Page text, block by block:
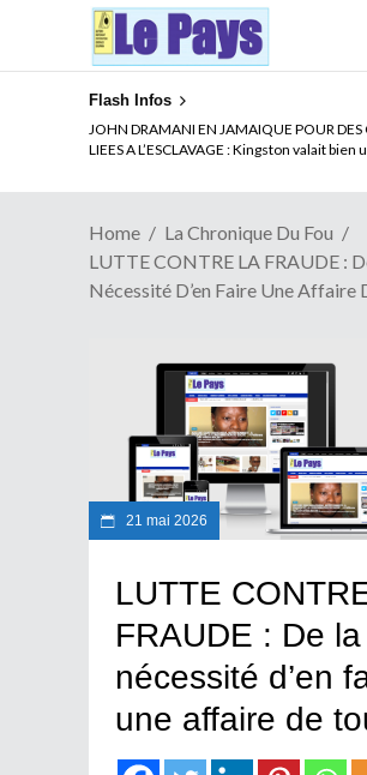
Flash Infos
JOHN DRAMANI EN JAMAIQUE POUR
LIEES A L’ESCLAVAGE : Kingston valait
ELECTION DE TALON A LA TETE DU
Quand Patrice quitte le pouvoir sans partir !
Home
La Chronique Du Fou
LUTTE CONTRE LA FRAUDE :
Nécessité D’en Faire Une Affaire
21 mai 2026
LUTTE
FRAUDE : De la
nécessité d’en
une affaire de